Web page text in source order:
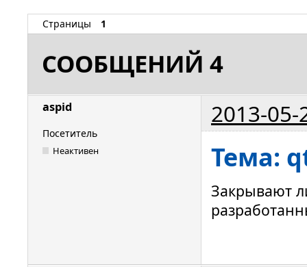
Страницы 1
СООБЩЕНИЙ 4
aspid 2013-05-
Посетитель
Неактивен Тема:
Закрывают